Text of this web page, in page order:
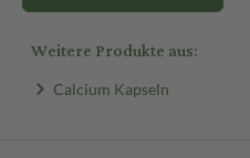
Weitere Produkte aus:
Calcium Kapseln